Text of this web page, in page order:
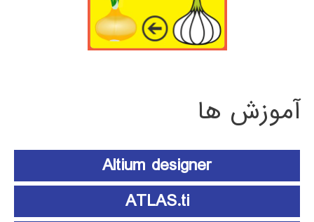
آموزش ها
Altium designer
ATLAS.ti